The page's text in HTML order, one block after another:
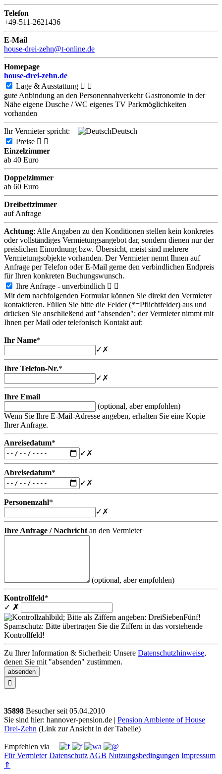
Telefon
+49-511-2621436
E-Mail
house-drei-zehn@t-online.de
Homepage
house-drei-zehn.de
Lage & Ausstattung  
gute Anbindung an den Personennahverkehr Gastronomie in der
Nähe eigene Dusche / WC eigenes TV Parkmöglichkeiten
vorhanden
Ihr Vermieter spricht:
Deutsch
Preise  
Einzelzimmer
ab 40 Euro
Doppelzimmer
ab 60 Euro
Dreibettzimmer
auf Anfrage
Achtung: Alle Angaben zu den Konditionen stellen kein konkretes
oder vollständiges Vermietungsangebot dar, sondern dienen nur der
preislichen Einordnung bzw. Übersicht, meist sind mehrere
Vermietungsobjekte vorhanden. Der Vermieter nennt Ihnen auf
Anfrage per Telefon oder E-Mail gerne den verbindlichen Endpreis
für Ihren konkreten Buchungswunsch.
Ihre Anfrage - unverbindlich  
Mit dem nachfolgenden Formular können Sie direkt den Vermieter
kontaktieren. Füllen Sie bitte die Felder (*=Pflichtfelder) aus und
drücken Sie anschließend auf "absenden"; der Vermieter nimmt mit
Ihnen per Mail oder telefonisch Kontakt auf:
Ihr Name*
✓ ✗
Ihre Telefon-Nr.*
✓ ✗
Ihre Email
(optional, aber empfohlen)
Wenn Sie Ihre E-Mail-Adresse angeben, erhalten Sie eine Kopie
Ihrer Anfrage.
Anreisedatum*
✓ ✗
Abreisedatum*
✓ ✗
Personenzahl*
✓ ✗
Ihre Anfrage / Nachricht an den Vermieter
(optional, aber empfohlen)
Kontrollfeld*
✓ ✗
Spamschutz: Bitte übertragen Sie die Ziffern in das vorstehende
Kontrollfeld!
Zu Ihrer Information & Sicherheit: Unsere Datenschutzhinweise,
denen Sie mit "absenden" zustimmen.

35898 Besucher seit 05.04.2010
Sie sind hier: hannover-pension.de | Pension Ambiente of House
Drei-Zehn (Link zur Ansicht in der Tabelle)
Empfehlen via
Für Vermieter Datenschutz AGB Nutzungsbedingungen Impressum
⇑